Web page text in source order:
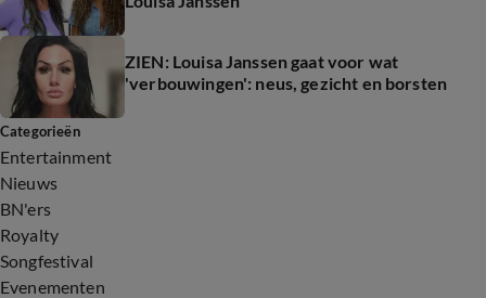
ZIEN: Louisa Janssen gaat voor wat
'verbouwingen': neus, gezicht en borsten
Categorieën
Entertainment
Nieuws
BN'ers
Royalty
Songfestival
Evenementen